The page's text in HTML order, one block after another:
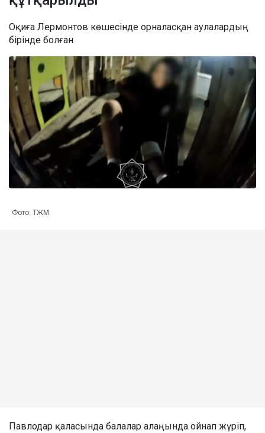
Оқиға Лермонтов көшесінде орналасқан аулалардың
бірінде болған
Фото: ТЖМ
Павлодар қаласында балалар алаңында ойнап жүріп,